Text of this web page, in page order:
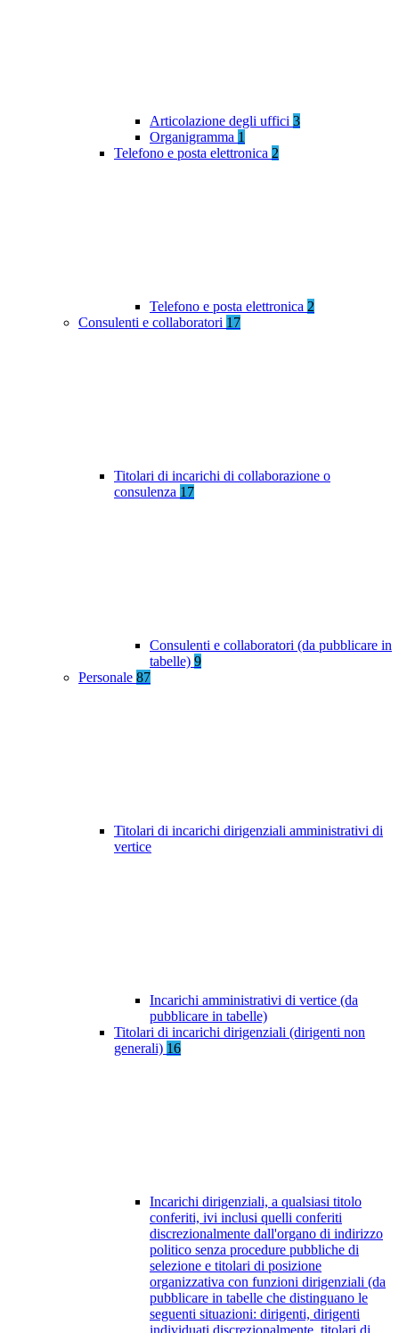
Articolazione degli uffici 3
Organigramma 1
Telefono e posta elettronica 2
Telefono e posta elettronica 2
Consulenti e collaboratori 17
Titolari di incarichi di collaborazione o
consulenza 17
Consulenti e collaboratori (da pubblicare in
tabelle) 9
Personale 87
Titolari di incarichi dirigenziali amministrativi di
vertice
Incarichi amministrativi di vertice (da
pubblicare in tabelle)
Titolari di incarichi dirigenziali (dirigenti non
generali) 16
Incarichi dirigenziali, a qualsiasi titolo
conferiti, ivi inclusi quelli conferiti
discrezionalmente dall'organo di indirizzo
politico senza procedure pubbliche di
selezione e titolari di posizione
organizzativa con funzioni dirigenziali (da
pubblicare in tabelle che distinguano le
seguenti situazioni: dirigenti, dirigenti